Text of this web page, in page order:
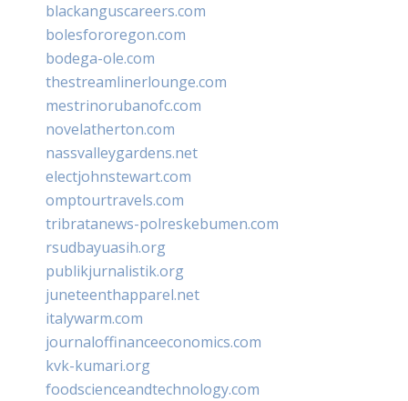
blackanguscareers.com
bolesfororegon.com
bodega-ole.com
thestreamlinerlounge.com
mestrinorubanofc.com
novelatherton.com
nassvalleygardens.net
electjohnstewart.com
omptourtravels.com
tribratanews-polreskebumen.com
rsudbayuasih.org
publikjurnalistik.org
juneteenthapparel.net
italywarm.com
journaloffinanceeconomics.com
kvk-kumari.org
foodscienceandtechnology.com